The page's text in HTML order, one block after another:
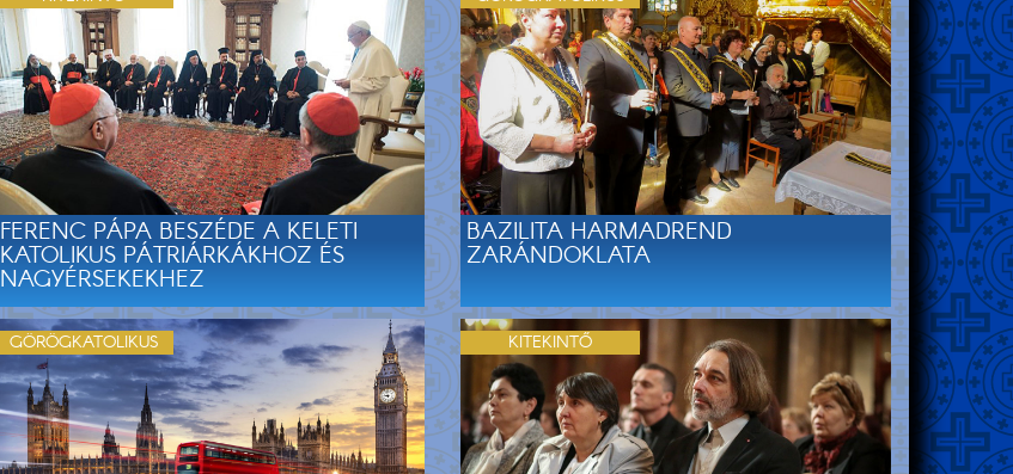
FERENC PÁPA BESZÉDE A KELETI
KATOLIKUS PÁTRIÁRKÁKHOZ ÉS
NAGYÉRSEKEKHEZ
BAZILITA HARMADREND
ZARÁNDOKLATA
GÖRÖGKATOLIKUS KITEKINTŐ